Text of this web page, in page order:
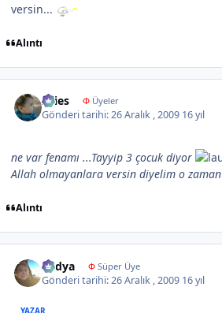
versin...
Alıntı
Aries ΦÜyeler
Gönderi tarihi:26 Aralık , 2009 16 yıl
ne var fenamı ...Tayyip 3 çocuk diyor
Allah olmayanlara versin diyelim o zaman
Alıntı
Radya ΦSüper Üye
Gönderi tarihi:26 Aralık , 2009 16 yıl
YAZAR